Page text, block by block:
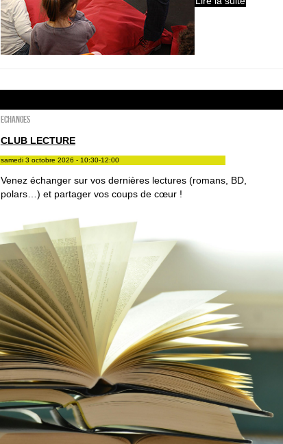
ECHANGES
CLUB LECTURE
samedi 3 octobre 2026 - 10:30-12:00
Venez échanger sur vos dernières lectures (romans, BD,
polars…) et partager vos coups de cœur !